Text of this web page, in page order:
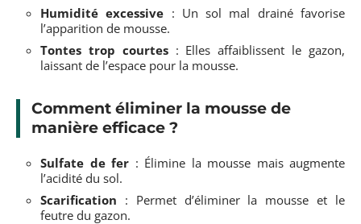
Humidité excessive : Un sol mal drainé favorise
l’apparition de mousse.
Tontes trop courtes: Elles affaiblissent le gazon,
laissant de l’espace pour la mousse.
Comment éliminer la mousse de
manière efficace ?
Sulfate de fer : Élimine la mousse mais augmente
l’acidité du sol.
Scarification : Permet d’éliminer la mousse et le
feutre du gazon.